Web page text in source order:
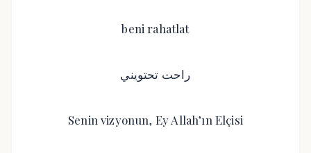
beni rahatlat
راحت تحتويني
Senin vizyonun, Ey Allah’ın Elçisi